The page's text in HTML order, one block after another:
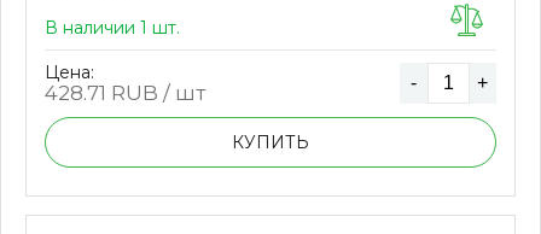
В наличии 1 шт.
Цена:
428.71 RUB / шт - +
КУПИТЬ